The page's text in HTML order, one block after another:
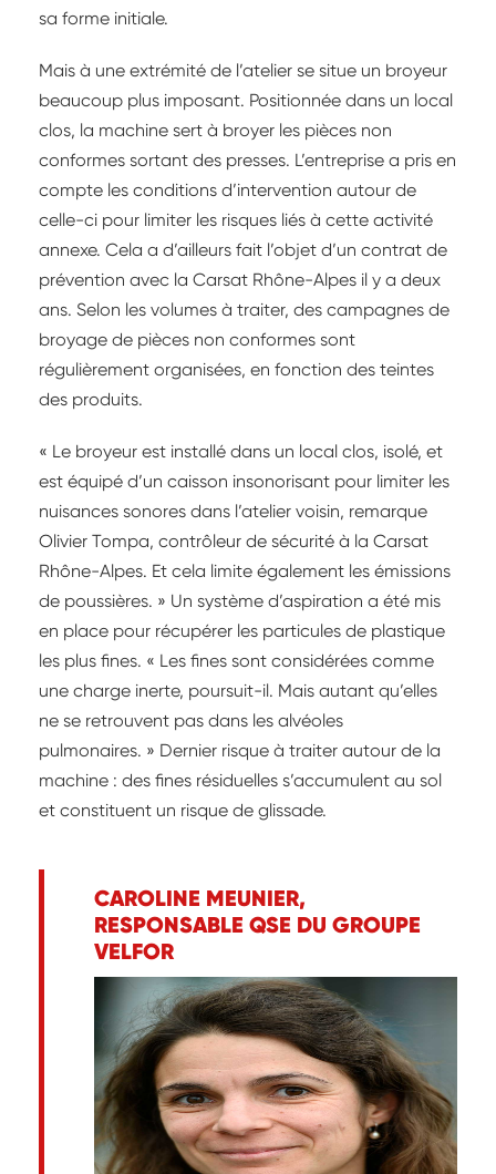
sa forme initiale.
Mais à une extrémité de l’atelier se situe un broyeur
beaucoup plus imposant. Positionnée dans un local
clos, la machine sert à broyer les pièces non
conformes sortant des presses. L’entreprise a pris en
compte les conditions d’intervention autour de
celle-ci pour limiter les risques liés à cette activité
annexe. Cela a d’ailleurs fait l’objet d’un contrat de
prévention avec la Carsat Rhône-Alpes il y a deux
ans. Selon les volumes à traiter, des campagnes de
broyage de pièces non conformes sont
régulièrement organisées, en fonction des teintes
des produits.
« Le broyeur est installé dans un local clos, isolé, et
est équipé d’un caisson insonorisant pour limiter les
nuisances sonores dans l’atelier voisin, remarque
Olivier Tompa, contrôleur de sécurité à la Carsat
Rhône-Alpes. Et cela limite également les émissions
de poussières. » Un système d’aspiration a été mis
en place pour récupérer les particules de plastique
les plus fines. « Les fines sont considérées comme
une charge inerte, poursuit-il. Mais autant qu’elles
ne se retrouvent pas dans les alvéoles
pulmonaires. » Dernier risque à traiter autour de la
machine : des fines résiduelles s’accumulent au sol
et constituent un risque de glissade.
CAROLINE MEUNIER,
RESPONSABLE QSE DU GROUPE
VELFOR